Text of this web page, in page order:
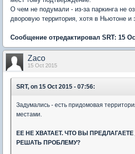
О чем не подумали - из-за паркинга не
дворовую территория, хотя в Ньютоне и
Сообщение отредактировал SRT: 15
Zaco
15 Oct 2015
SRT, on 15 Oct 2015 - 07:56:
Задумались - есть придомовая
местами.
ЕЕ НЕ ХВАТАЕТ. ЧТО ВЫ
РЕШАТЬ ПРОБЛЕМУ?